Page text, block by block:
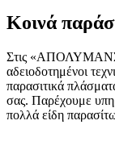
Κοινά
Στις
αδειοδοτημένοι
παρασιτικά
σας. Παρέχουμε
πολλά είδη